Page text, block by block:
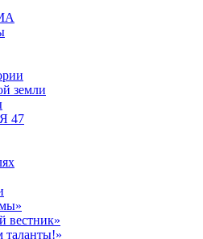
земли
47
вестник»